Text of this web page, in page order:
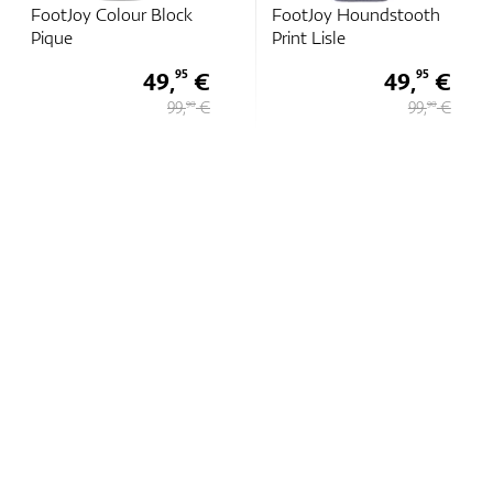
FootJoy Colour Block
Pique
49,95€
99,90€
FootJoy Houndstooth
Print Lisle
49,95€
99,90€